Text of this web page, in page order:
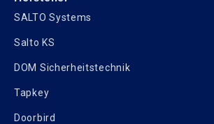
SALTO Systems
Salto KS
DOM Sicherheitstechnik
Tapkey
Doorbird